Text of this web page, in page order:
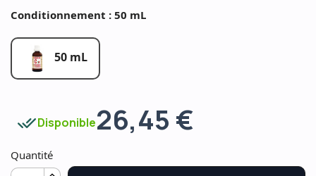
Conditionnement : 50 mL
50 mL
done_allDisponible26,45 €
Quantité